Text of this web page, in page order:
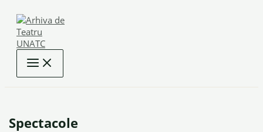
content
Spectacole